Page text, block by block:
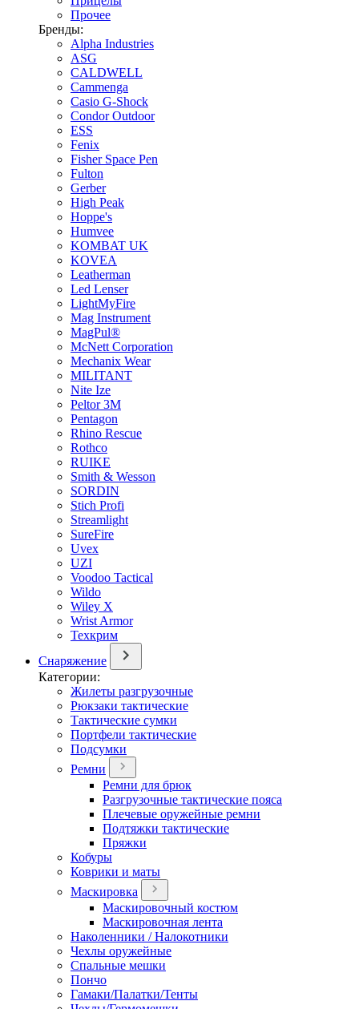
Прочее
Бренды:
Alpha Industries
ASG
CALDWELL
Cammenga
Casio G-Shock
Condor Outdoor
ESS
Fenix
Fisher Space Pen
Fulton
Gerber
High Peak
Hoppe's
Humvee
KOMBAT UK
KOVEA
Leatherman
Led Lenser
LightMyFire
Mag Instrument
MagPul®
McNett Corporation
Mechanix Wear
MILITANT
Nite Ize
Peltor 3M
Pentagon
Rhino Rescue
Rothco
RUIKE
Smith & Wesson
SORDIN
Stich Profi
Streamlight
SureFire
Uvex
UZI
Voodoo Tactical
Wildo
Wiley X
Wrist Armor
Техкрим
Снаряжение
Категории:
Жилеты разгрузочные
Рюкзаки тактические
Тактические сумки
Портфели тактические
Подсумки
Ремни
Ремни для брюк
Разгрузочные тактические пояса
Плечевые оружейные ремни
Подтяжки тактические
Пряжки
Кобуры
Коврики и маты
Маскировка
Маскировочный костюм
Маскировочная лента
Наколенники / Налокотники
Чехлы оружейные
Спальные мешки
Пончо
Гамаки/Палатки/Тенты